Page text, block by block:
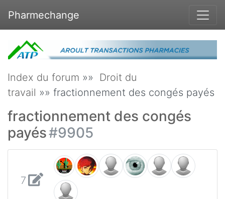
Pharmechange
Index du forum »» Droit du
travail »» fractionnement des congés payés
fractionnement des congés
payés#9905
7